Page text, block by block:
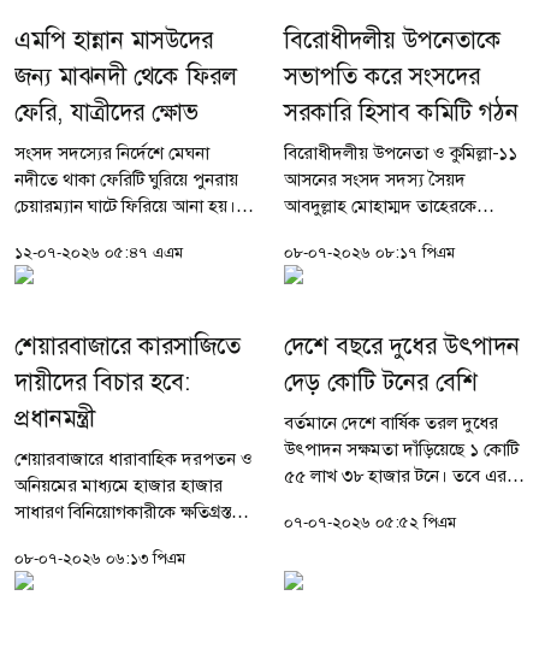
এমপি হান্নান মাসউদের
জন্য মাঝনদী থেকে ফিরল
ফেরি, যাত্রীদের ক্ষোভ
সংসদ সদস্যের নির্দেশে মেঘনা
নদীতে থাকা ফেরিটি ঘুরিয়ে পুনরায়
চেয়ারম্যান ঘাটে ফিরিয়ে আনা হয়।
কর্মীদের নিয়ে ফেরিতে উঠার পর
নলচিরা ঘাটের উদ্দেশে রওনা দেয়।
১২-০৭-২০২৬ ০৫:৪৭ এএম
বিরোধীদলীয় উপনেতাকে
সভাপতি করে সংসদের
সরকারি হিসাব কমিটি গঠন
বিরোধীদলীয় উপনেতা ও কুমিল্লা-১১
আসনের সংসদ সদস্য সৈয়দ
আবদুল্লাহ মোহাম্মদ তাহেরকে
সরকারি হিসাব কমিটি গঠন করা
হয়েছে। চলতি সংসদে এই প্রথম
০৮-০৭-২০২৬ ০৮:১৭ পিএম
শেয়ারবাজারে কারসাজিতে
দায়ীদের বিচার হবে:
প্রধানমন্ত্রী
শেয়ারবাজারে ধারাবাহিক দরপতন ও
অনিয়মের মাধ্যমে হাজার হাজার
সাধারণ বিনিয়োগকারীকে ক্ষতিগ্রস্ত
হবে এবং তাদের বিরুদ্ধে কঠোর
আইনানুগ ব্যবস্থা নেওয়া হবে...
০৮-০৭-২০২৬ ০৬:১৩ পিএম
দেশে বছরে দুধের উৎপাদন
দেড় কোটি টনের বেশি
বর্তমানে দেশে বার্ষিক তরল দুধের
উৎপাদন সক্ষমতা দাঁড়িয়েছে ১ কোটি
৫৫ লাখ ৩৮ হাজার টনে। তবে এর
মোট চাহিদা রয়েছে ১ কোটি ৬২ লাখ
জুলাই)...
০৭-০৭-২০২৬ ০৫:৫২ পিএম